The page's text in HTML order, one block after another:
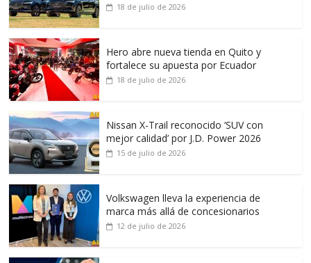
18 de julio de 2026
Hero abre nueva tienda en Quito y
fortalece su apuesta por Ecuador
18 de julio de 2026
Nissan X-Trail reconocido ‘SUV con
mejor calidad’ por J.D. Power 2026
15 de julio de 2026
Volkswagen lleva la experiencia de
marca más allá de concesionarios
12 de julio de 2026